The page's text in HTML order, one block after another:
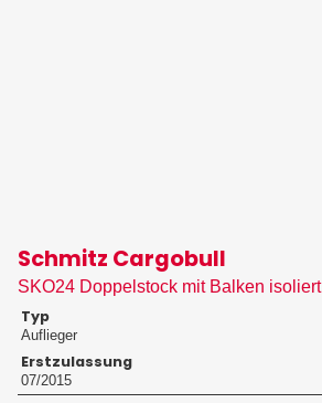
Schmitz Cargobull
SKO24 Doppelstock mit Balken isoliert
Typ
Auflieger
Erstzulassung
07/2015